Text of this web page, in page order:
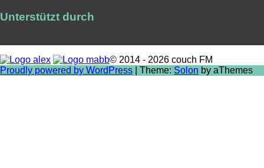
Unterstützt durch
© 2014 - 2026 couch FM
Proudly powered by WordPress
Theme: Solon by aThemes